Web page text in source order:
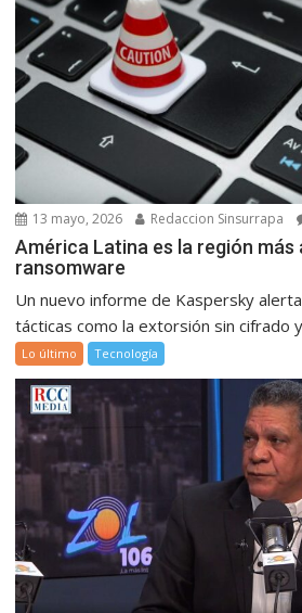
13 mayo, 2026 Redaccion Sinsurrapa
América Latina es la región más
ransomware
Un nuevo informe de Kaspersky
tácticas como la extorsión sin cifrado y
Lo último Tecnología